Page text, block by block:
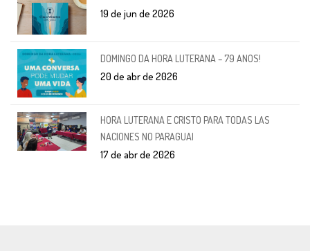
19 de jun de 2026
DOMINGO DA HORA LUTERANA – 79 ANOS!
20 de abr de 2026
HORA LUTERANA E CRISTO PARA TODAS LAS
NACIONES NO PARAGUAI
17 de abr de 2026